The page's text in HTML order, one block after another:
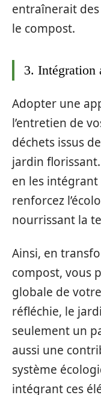
entraînerait
le compost.
3. Intégration
Adopter une
l’entretien de
déchets issus
jardin
en les
renforcez
nourrissant la
Ainsi, en
compost, vous
globale de
réfléchie, le
seulement un
aussi une
système
intégrant ces